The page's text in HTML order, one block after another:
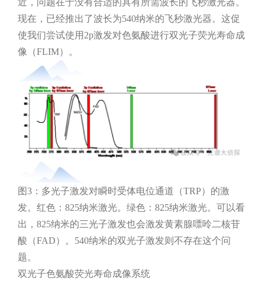
近，问题在于没有合适的具有所需波长的飞秒激光器。
现在，已经推出了波长为540纳米的飞秒激光器。这促
使我们尝试使用2p激发对色氨酸进行双光子荧光寿命成
像（FLIM）。
图3：多光子激发对瞬时受体电位通道（TRP）的激
发。红色：825纳米激光。绿色：825纳米激光。可以看
出，825纳米的三光子激发也会激发黄素腺嘌呤二核苷
酸（FAD）。540纳米的双光子激发则不存在这个问
题。
双光子色氨酸荧光寿命成像系统